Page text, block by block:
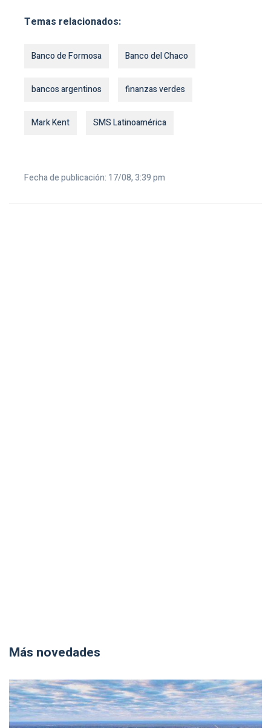
Temas relacionados:
Banco de Formosa Banco del Chaco
bancos argentinos finanzas verdes
Mark Kent SMS Latinoamérica
Fecha de publicación: 17/08, 3:39 pm
Más novedades